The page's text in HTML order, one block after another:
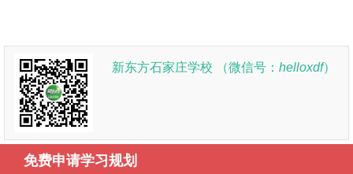
新东方石家庄学校 （微信号： helloxdf）
免费申请学习规划